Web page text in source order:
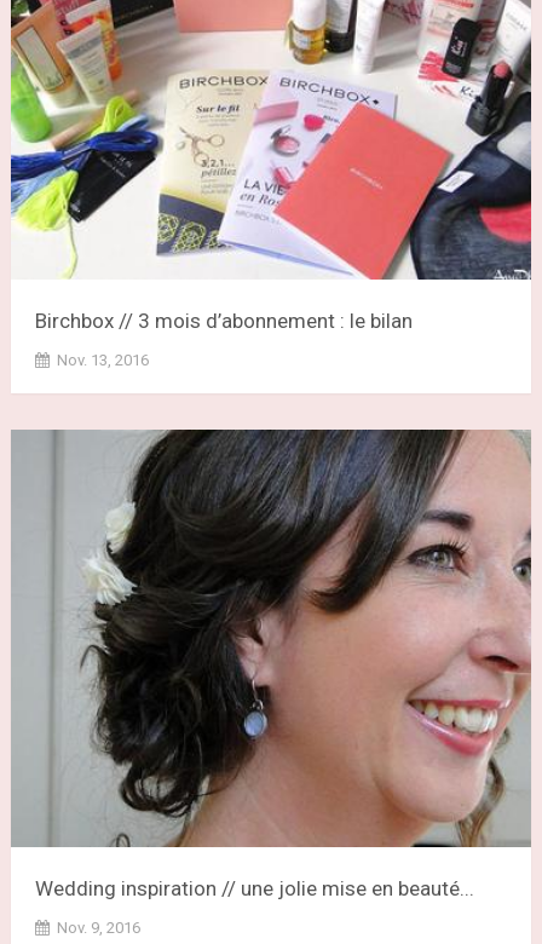
Birchbox // 3 mois d’abonnement : le bilan
Nov. 13, 2016
Wedding inspiration // une jolie mise en beauté...
Nov. 9, 2016